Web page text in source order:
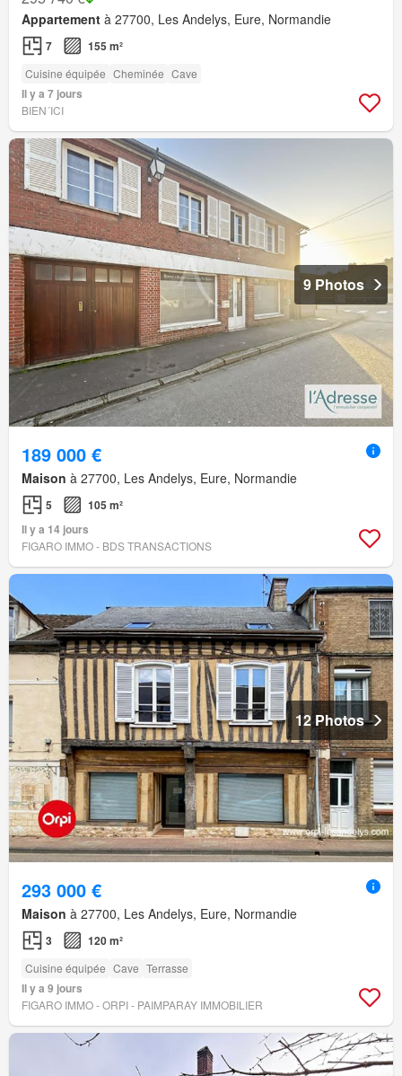
Appartement à 27700, Les Andelys, Eure, Normandie
7 155 m²
Cuisine équipée Cheminée Cave
Il y a 7 jours
BIEN´ICI
9 Photos
189 000 €
Maison à 27700, Les Andelys, Eure, Normandie
5
105 m²
Il y a 14 jours
FIGARO IMMO - BDS TRANSACTIONS
12 Photos
293 000 €
Maison à 27700, Les Andelys, Eure, Normandie
3 120 m²
Cuisine équipée Cave Terrasse
Il y a 9 jours
FIGARO IMMO - ORPI - PAIMPARAY IMMOBILIER